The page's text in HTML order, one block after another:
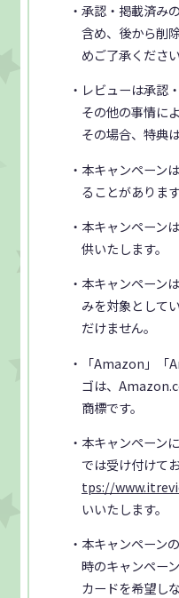
・承認・掲載済み
含め、後から削
めご了承ください
・レビューは承認
その他の事情に
その場合、特典
・本キャンペーン
ることがあります
・本キャンペーン
供いたします。
・本キャンペーン
みを対象として
だけません。
・「Amazon」「
ゴは、
商標です。
・本キャンペーン
では受け付けて
tps://
いいたします。
・本キャンペーン
時のキャンペー
カードを希望し